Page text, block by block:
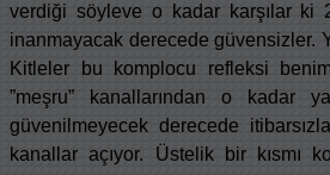
verdiği söyleve o kadar karşılar ki
inanmayacak derecede güvensizler.
Kitleler bu komplocu refleksi
”meşru” kanallarından o kadar
güvenilmeyecek derecede
kanallar açıyor. Üstelik bir kısmı